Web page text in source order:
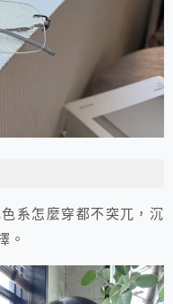
色系怎麼穿都不突兀，沉
。